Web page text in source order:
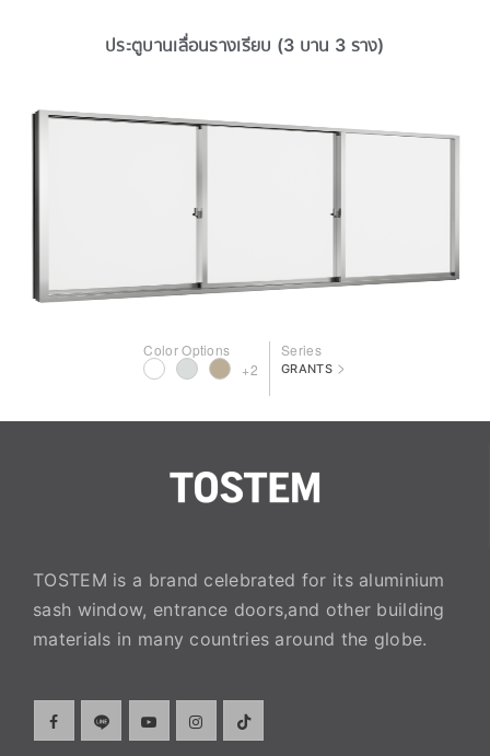
ประตูบานเลื่อนรางเรียบ (3 บาน 3 ราง)
Color Options
+2
Series
GRANTS >
TOSTEM is a brand celebrated for its aluminium
sash window, entrance doors,and other building
materials in many countries around the globe.